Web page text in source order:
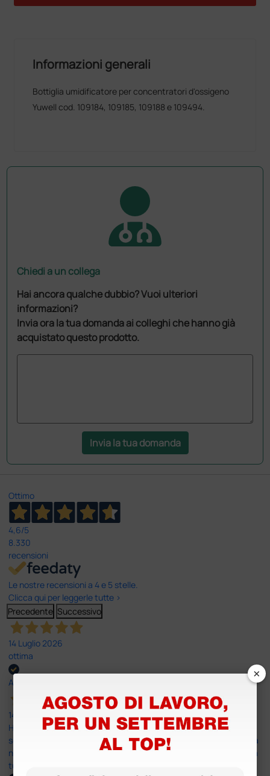
Informazioni generali
Bottiglia umidificatore per concentratori d'ossigeno
Yuwell cod. 109184, 109185, 109188 e 109494.
Chiedi a un collega
Hai ancora qualche dubbio? Vuoi ulteriori
informazioni?
Invia ora la tua domanda ai colleghi che hanno già
acquistato questo prodotto.
Invia la tua domanda
Ottimo
4,6/5
8.330
recensioni
Le nostre recensioni a 4 e 5 stelle.
Clicca qui per leggerle tutte >
Precedente Successivo
14 Luglio 2026
ottima
Acquirente verificato
14 Luglio 2026
Ho acquistato un ecografo da Doctor Shop e sono rimasto molto
soddisfatto dell'esperienza. Apparecchiatura di qualità, consegna
nei tempi previsti e un servizio clienti disponibile che ha risposto a
tutti i miei dubbi prima dell'acquisto. Consigliato
×